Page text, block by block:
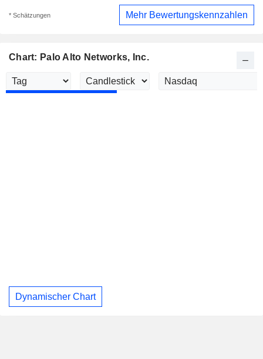
* Schätzungen Mehr Bewertungskennzahlen
Chart: Palo Alto Networks, Inc.
Dynamischer Chart